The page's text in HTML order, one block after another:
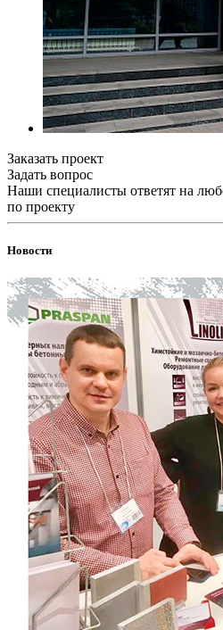
Заказать проект
Задать вопрос
Наши специалисты ответят на
по проекту
Новости